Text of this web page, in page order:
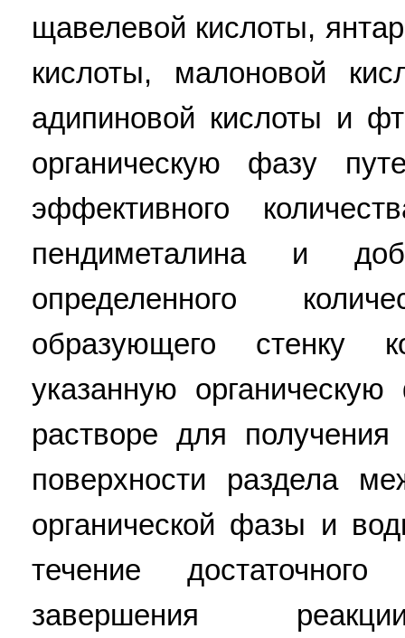
щавелевой кислоты,
кислоты, малоновой
адипиновой кислоты и
органическую фазу
эффективного
пендиметалина и
определенного
образующего стенку
указанную
растворе для
поверхности раздела
органической фазы и
течение
завершения